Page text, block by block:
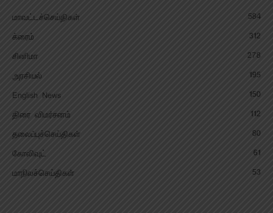
மாவட்டச்செய்திகள்
584
க்ரைம்
312
சினிமா
278
அரசியல்
195
English News
150
திரை விமர்சனம்
112
தலைப்புச்செய்திகள்
80
கோலிவுட்
61
மாநிலச்செய்திகள்
53